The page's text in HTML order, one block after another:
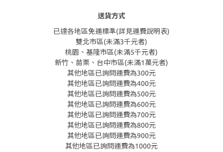
送貨方式
已達各地區免運標準(詳見運費說明表)
雙北市區(未滿3千元者)
桃園、基隆市區(未滿5千元者)
新竹、苗栗、台中市區(未滿1萬元者)
其他地區已詢問運費為300元
其他地區已詢問運費為400元
其他地區已詢問運費為500元
其他地區已詢問運費為600元
其他地區已詢問運費為700元
其他地區已詢問運費為800元
其他地區已詢問運費為900元
其他地區已詢問運費為1000元